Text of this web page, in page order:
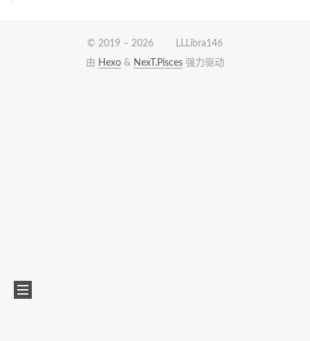
© 2019 –2026
LLLibra146
由 Hexo & NexT.Pisces 强力驱动